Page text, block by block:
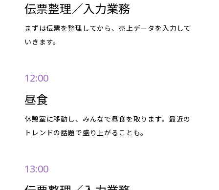
伝票整理／入力業務
まずは伝票を整理してから、売上データを入力して
いきます。
12:00
昼食
休憩室に移動し、みんなで昼食を取ります。最近の
トレンドの話題で盛り上がることも。
13:00